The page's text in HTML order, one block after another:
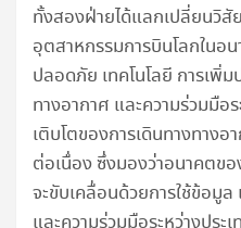
ทั้งสองฝ่ายได้แลกเปลี่ยนวิ
อุตสาหกรรมการบินโลกในอ
ปลอดภัย เทคโนโลยี การเพิ่
ทางอากาศ และความร่วมมือ
เติบโตของการเดินทางทาง
ต่อเนื่อง ซึ่งมองว่าอนาคตขอ
จะขับเคลื่อนด้วยการใช้ข้อมู